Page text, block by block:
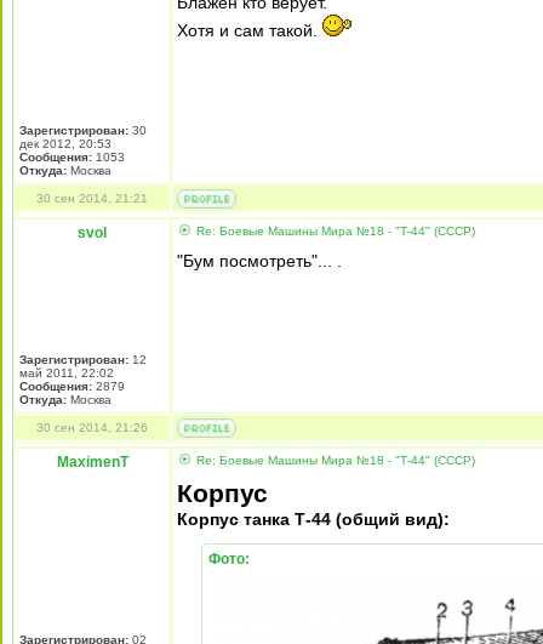
Зарегистрирован: 30
дек 2012, 20:53
Сообщения: 1053
Откуда: Москва
Хотя и сам такой.
30 сен 2014, 21:21
svol
Зарегистрирован: 12
май 2011, 22:02
Сообщения: 2879
Откуда: Москва
Re: Боевые Машины Мира №18 - "Т-44" (СССР)
"Бум посмотреть"... .
30 сен 2014, 21:26
MaximenT
Зарегистрирован: 02
Re: Боевые Машины Мира №18 - "Т-44" (СССР)
Корпус
Корпус танка Т-44 (общий вид):
Фото: